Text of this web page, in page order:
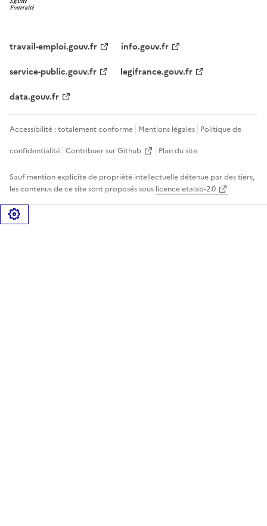
travail-emploi.gouv.fr
info.gouv.fr
service-public.gouv.fr
legifrance.gouv.fr
data.gouv.fr
Accessibilité : totalement conforme Mentions légales Politique de
confidentialité Contribuer sur Github Plan du site
Sauf mention explicite de propriété intellectuelle détenue par des tiers,
les contenus de ce site sont proposés sous licence etalab-2.0
Gérer les cookies